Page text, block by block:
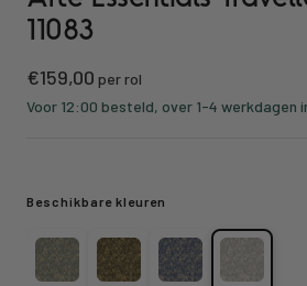
11083
Kortings
prijs
€159,00 per rol
Voor 12:00 besteld, over 1-4 werkdagen
Beschikbare kleuren